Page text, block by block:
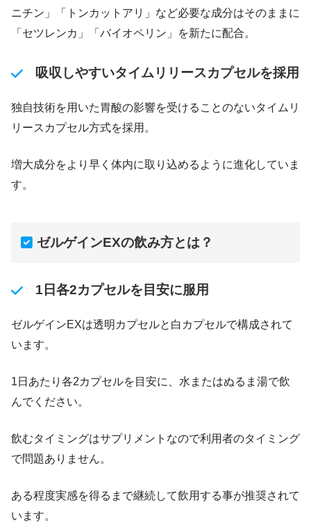
ニチン」「トンカットアリ」など必要な成分はそのままに
「セツレンカ」「バイオペリン」を新たに配合。
吸収しやすいタイムリリースカプセルを採用
独自技術を用いた胃酸の影響を受けることのないタイムリ
リースカプセル方式を採用。
増大成分をより早く体内に取り込めるように進化していま
す。
ゼルゲインEXの飲み方とは？
1日各2カプセルを目安に服用
ゼルゲインEXは透明カプセルと白カプセルで構成されて
います。
1日あたり各2カプセルを目安に、水またはぬるま湯で飲
んでください。
飲むタイミングはサプリメントなので利用者のタイミング
で問題ありません。
ある程度実感を得るまで継続して飲用する事が推奨されて
います。